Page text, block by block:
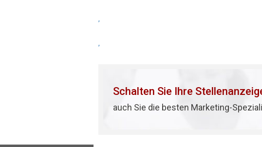
,
,
Schalten Sie Ihre
auch Sie die besten Marketing-